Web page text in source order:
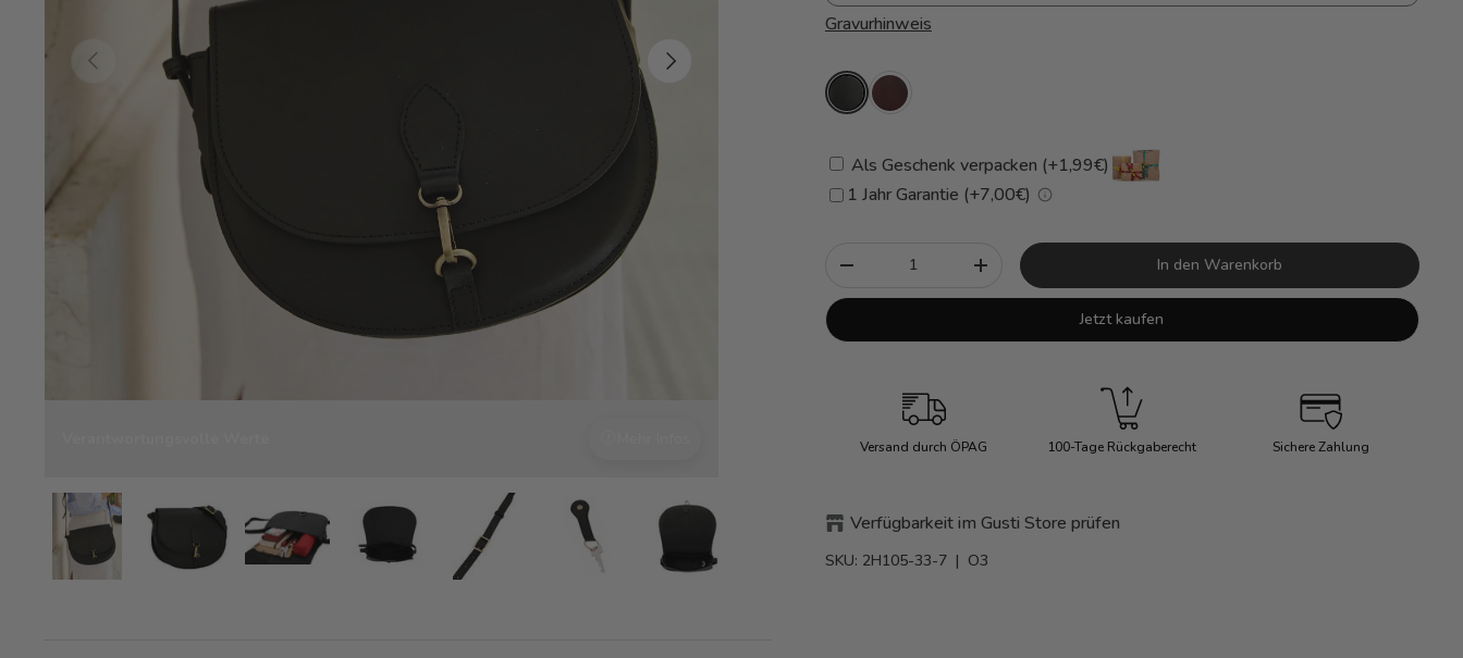
Mit Liebe zum Detail Mehr Infos
Vorherige Nächste
Gravurhinweis
Als Geschenk verpacken (+1,99€)
1 Jahr Garantie (+7,00€)
-
+ In den Warenkorb
Jetzt kaufen
Versand durch ÖPAG 100-Tage Rückgaberecht Sichere Zahlung
Verfügbarkeit im Gusti Store prüfen
SKU: 2H105-33-7 | O3